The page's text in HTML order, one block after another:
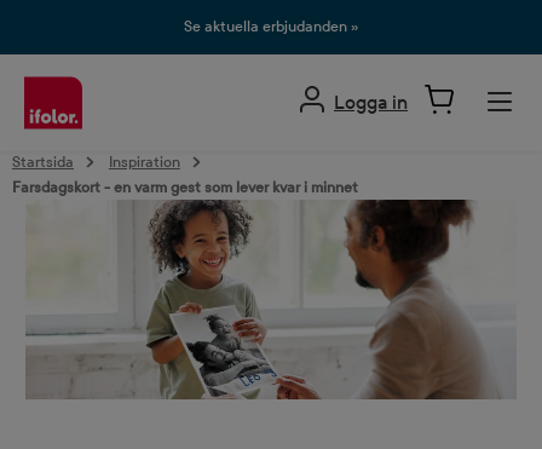
Se aktuella erbjudanden »
Logga in
Startsida
Inspiration
Farsdagskort - en varm gest som lever kvar i minnet